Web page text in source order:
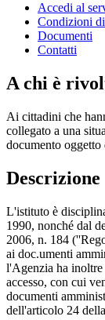
Accedi al
Condizioni
Documenti
Contatti
A chi è
Ai cittadini che
collegato a una
documento oggetto
Descrizione
L'istituto è
1990, nonché dal
2006, n. 184
ai doc.umenti
l'Agenzia ha inoltre
accesso, con cui
documenti
dell'articolo 24